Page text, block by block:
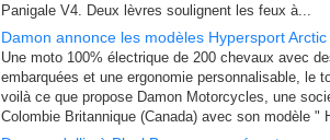
Panigale V4. Deux lèvres soulignent les feux à...
Damon annonce les modèles Hypersport
Une moto 100% électrique de 200 chevaux avec
embarquées et une ergonomie personnalisable, le
voilà ce que propose Damon Motorcycles, une
Colombie Britannique (Canada) avec son modèle "